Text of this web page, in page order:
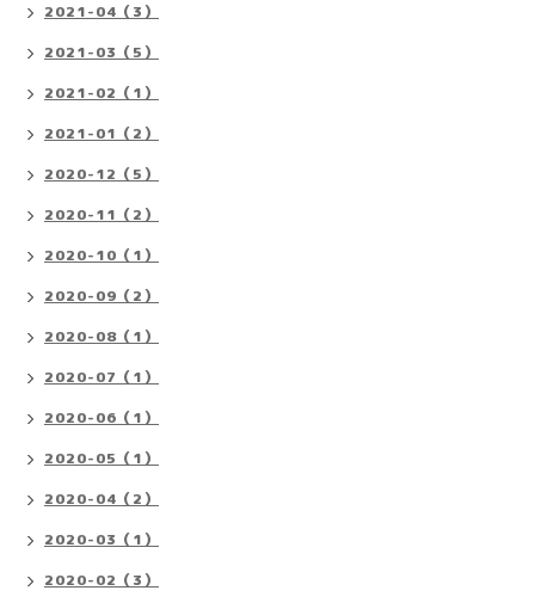
2021-04（3）
2021-03（5）
2021-02（1）
2021-01（2）
2020-12（5）
2020-11（2）
2020-10（1）
2020-09（2）
2020-08（1）
2020-07（1）
2020-06（1）
2020-05（1）
2020-04（2）
2020-03（1）
2020-02（3）